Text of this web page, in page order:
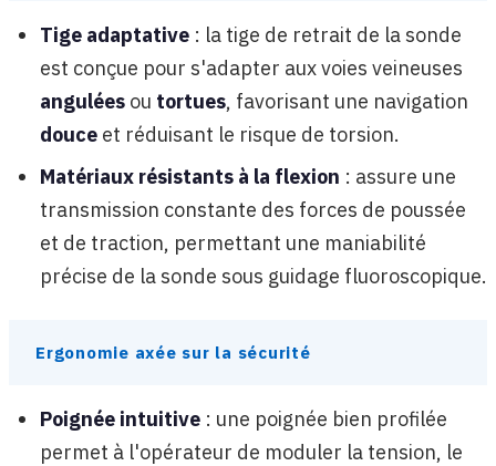
Tige adaptative : la tige de retrait de la sonde
est conçue pour s'adapter aux voies veineuses
angulées ou tortues, favorisant une navigation
douce et réduisant le risque de torsion.
Matériaux résistants à la flexion : assure une
transmission constante des forces de poussée
et de traction, permettant une maniabilité
précise de la sonde sous guidage fluoroscopique.
Ergonomie axée sur la sécurité
Poignée intuitive : une poignée bien profilée
permet à l'opérateur de moduler la tension, le